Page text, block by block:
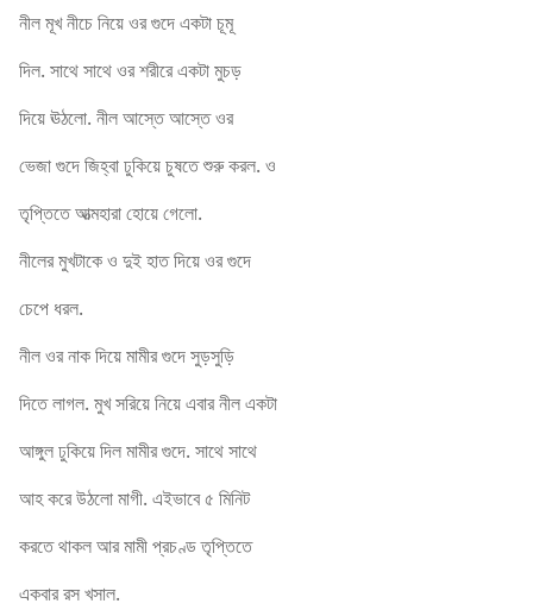
নীল মূখ নীচে নিয়ে ওর গুদে একটা চূমূ
দিল. সাথে সাথে ওর শরীরে একটা মুচড়
দিয়ে ঊঠলো. নীল আস্তে আস্তে ওর
ভেজা গুদে জিহ্বা ঢুকিয়ে চুষতে শুরু করল. ও
তৃপ্তিতে আত্মহারা হোয়ে গেলো.
নীলের মুখটাকে ও দুই হাত দিয়ে ওর গুদে
চেপে ধরল.
নীল ওর নাক দিয়ে মামীর গুদে সুড়সুড়ি
দিতে লাগল. মুখ সরিয়ে নিয়ে এবার নীল একটা
আঙ্গুল ঢুকিয়ে দিল মামীর গুদে. সাথে সাথে
আহ করে উঠলো মাগী. এইভাবে ৫ মিনিট
করতে থাকল আর মামী প্রচণ্ড তৃপ্তিতে
একবার রস খসাল.